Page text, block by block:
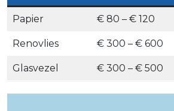
Papier € 80 – € 120
Renovlies € 300 – € 600
Glasvezel € 300 – € 500